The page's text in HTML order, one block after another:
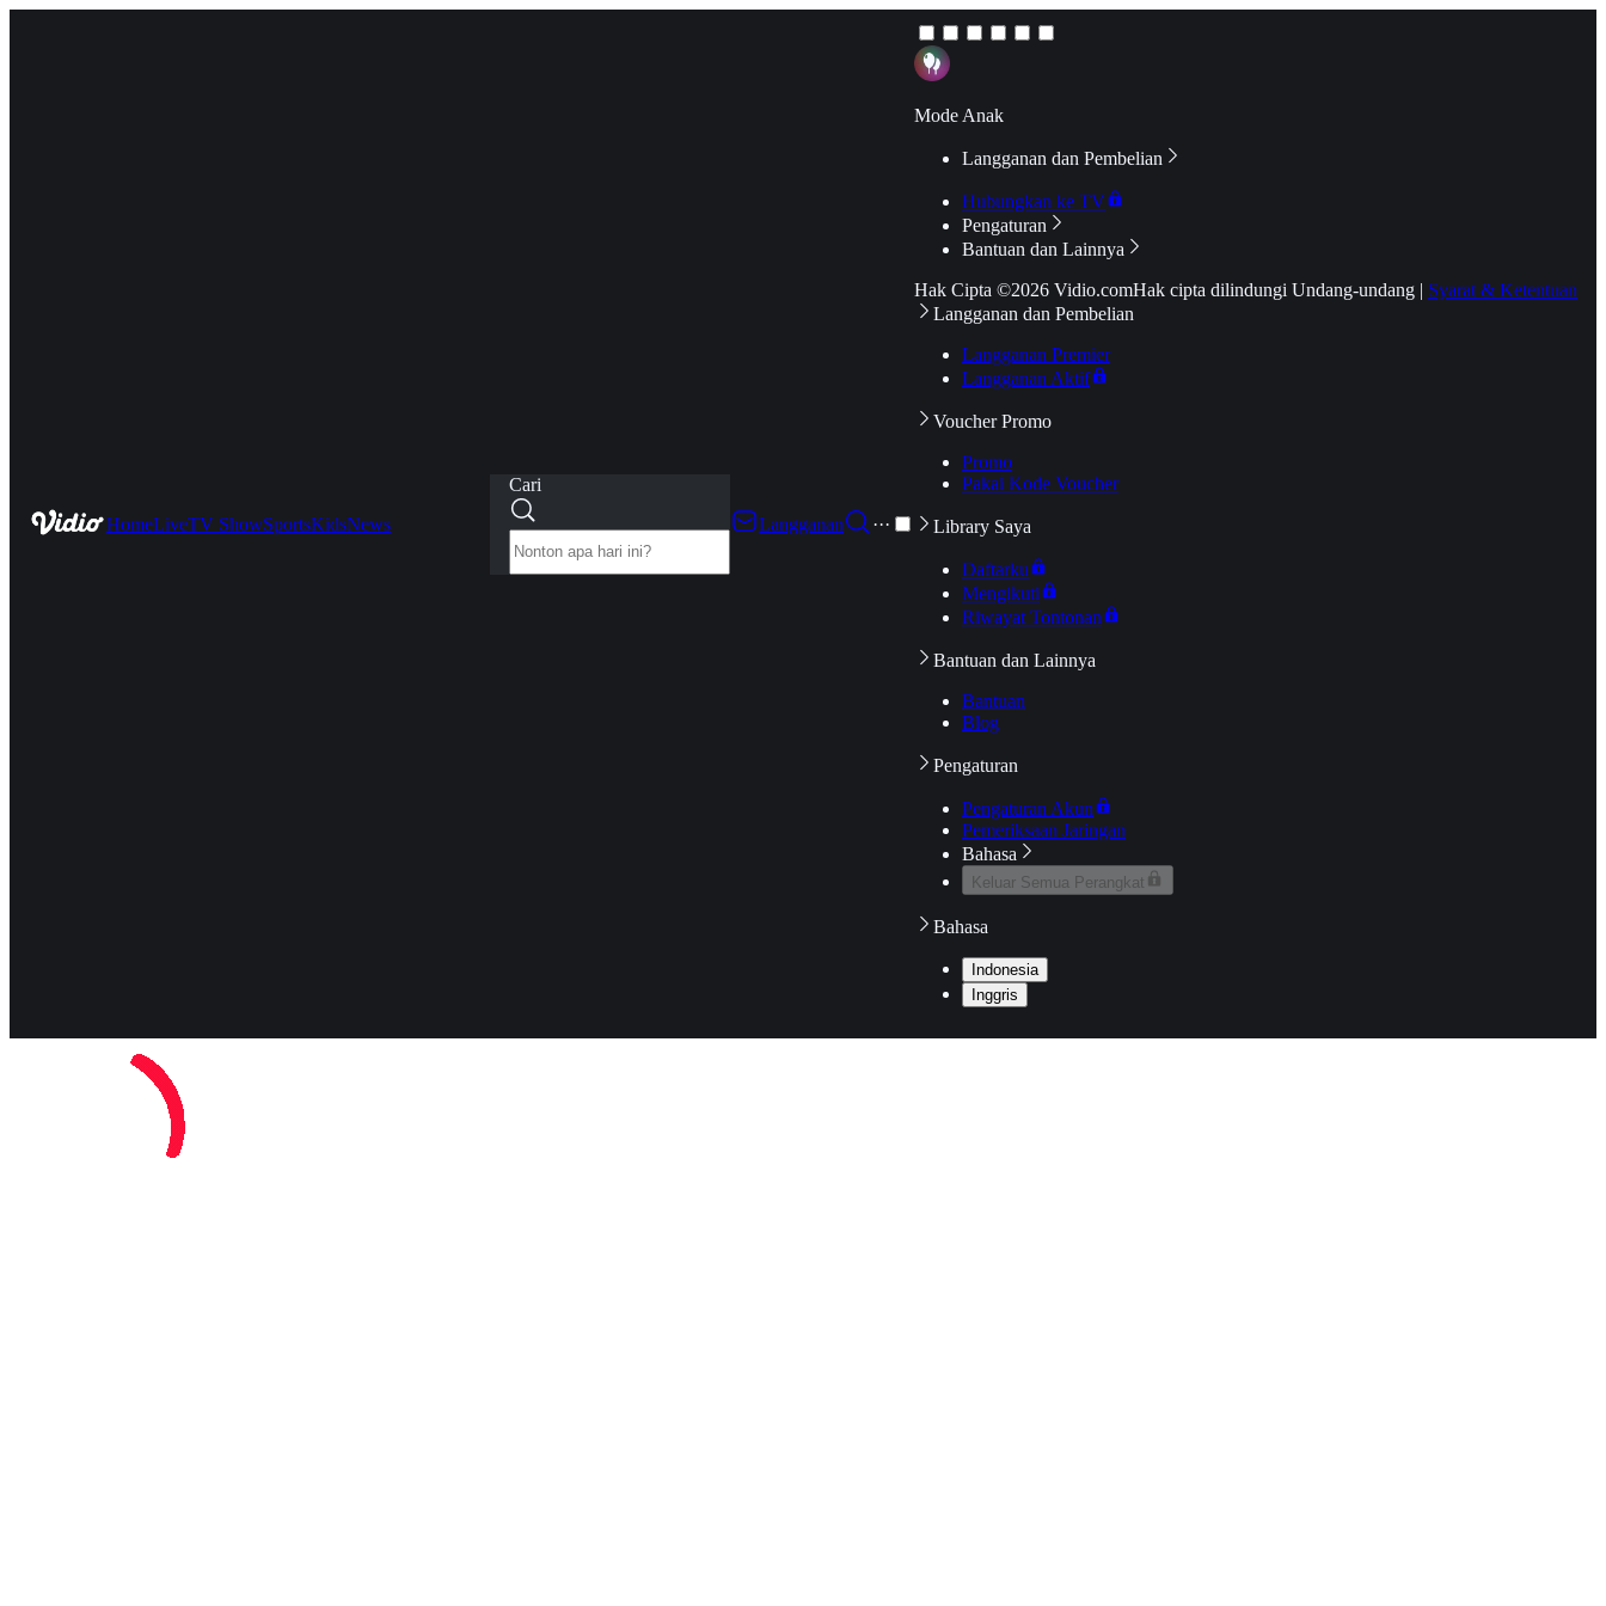
HomeLiveTV ShowSportsKidsNews
Cari
Langganan
···
Mode Anak
Langganan dan Pembelian
Hubungkan ke TV
Pengaturan
Bantuan dan Lainnya
Hak Cipta ©2026 Vidio.comHak cipta dilindungi Undang-undang | Syarat & Ketentuan
Langganan dan Pembelian
Langganan Premier
Langganan Aktif
Voucher Promo
Promo
Pakai Kode Voucher
Library Saya
Daftarku
Mengikuti
Riwayat Tontonan
Bantuan dan Lainnya
Bantuan
Blog
Pengaturan
Pengaturan Akun
Pemeriksaan Jaringan
Bahasa
Keluar Semua Perangkat
Bahasa
Indonesia
Inggris